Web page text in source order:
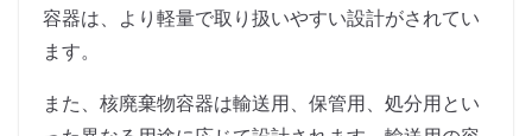
容器は、より軽量で取り扱いやすい設計がされてい
ます。
また、核廃棄物容器は輸送用、保管用、処分用とい